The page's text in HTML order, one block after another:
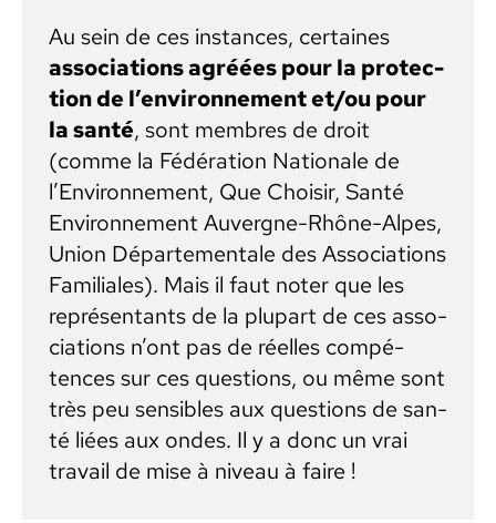
Au sein de ces instances, cer­taines
asso­ci­a­tions agréées pour la pro­tec­
tion de l’en­vi­ron­nement et/ou pour
la san­té, sont mem­bres de droit
(comme la Fédéra­tion Nationale de
l’En­vi­ron­nement, Que Choisir, San­té
Envi­ron­nement Auvergne-Rhône-Alpes,
Union Départe­men­tale des Asso­ci­a­tions
Famil­iales). Mais il faut not­er que les
représen­tants de la plu­part de ces asso­
ci­a­tions n’ont pas de réelles com­pé­
tences sur ces ques­tions, ou même sont
très peu sen­si­bles aux ques­tions de san­
té liées aux ondes. Il y a donc un vrai
tra­vail de mise à niveau à faire !